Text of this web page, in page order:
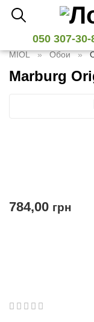
050 307-
MIOL Обои
Marburg
784,00 грн
12345